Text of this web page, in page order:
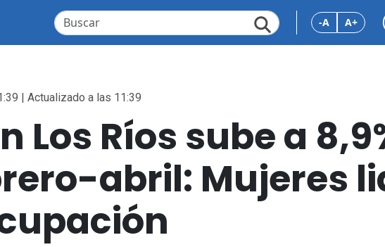
-A A+
| Actualizado a las 11:39
Los Ríos sube a
abril: Mujeres